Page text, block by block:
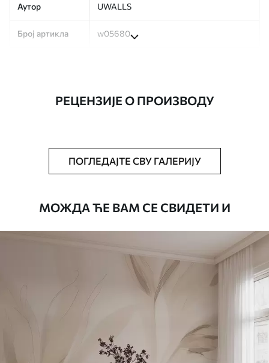
Аутор UWALLS
Број артикла w05680
Тапета се може нежно очистити меким
сунђером. Позадине са завршном
водом.
Standard
РЕЦЕНЗИЈЕ О ПРОИЗВОДУ
ПОГЛЕДАЈТЕ СВУ ГАЛЕРИЈУ
МОЖДА ЋЕ ВАМ СЕ СВИДЕТИ И